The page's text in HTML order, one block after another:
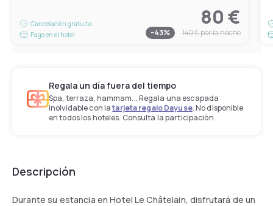
Cancelación gratuita
Pago en el hotel
80 €
-43% 140 €por la noche
Regala un día fuera del tiempo
Spa, terraza, hammam... Regala una escapada
inolvidable con latarjeta regalo Dayuse. No disponible
en todos los hoteles. Consulta la participación.
Descripción
Durante su estancia en Hotel Le Châtelain, disfrutará de un